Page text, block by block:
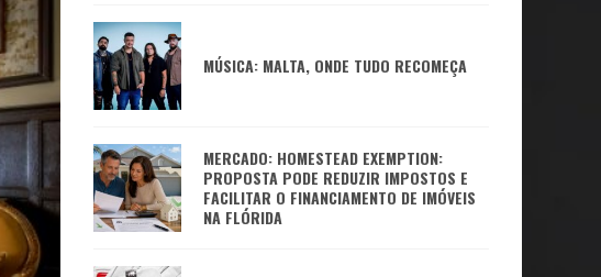
MÚSICA: MALTA, ONDE TUDO RECOMEÇA
MERCADO: HOMESTEAD EXEMPTION:
PROPOSTA PODE REDUZIR IMPOSTOS E
FACILITAR O FINANCIAMENTO DE IMÓVEIS
NA FLÓRIDA